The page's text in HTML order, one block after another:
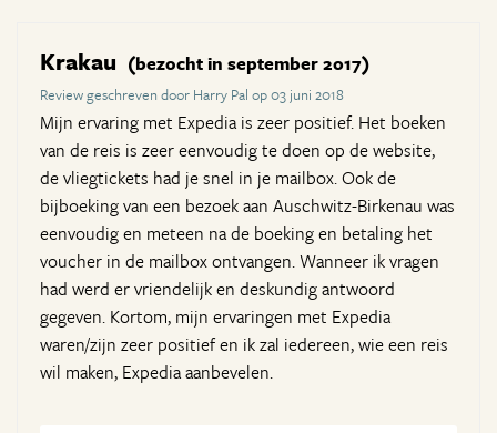
Krakau (bezocht in september 2017)
Review geschreven door Harry Pal op 03 juni 2018
Mijn ervaring met Expedia is zeer positief. Het boeken
van de reis is zeer eenvoudig te doen op de website,
de vliegtickets had je snel in je mailbox. Ook de
bijboeking van een bezoek aan Auschwitz-Birkenau was
eenvoudig en meteen na de boeking en betaling het
voucher in de mailbox ontvangen. Wanneer ik vragen
had werd er vriendelijk en deskundig antwoord
gegeven. Kortom, mijn ervaringen met Expedia
waren/zijn zeer positief en ik zal iedereen, wie een reis
wil maken, Expedia aanbevelen.